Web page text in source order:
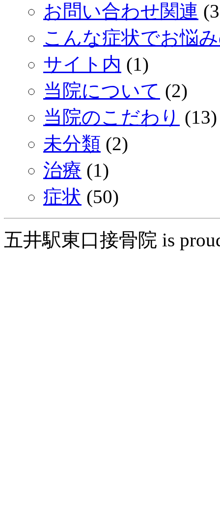
お問い合わせ関連
こんな症状でお悩
サイト内 (1)
当院について (2)
当院のこだわり (13)
未分類 (2)
治療 (1)
症状 (50)
五井駅東口接骨院 is